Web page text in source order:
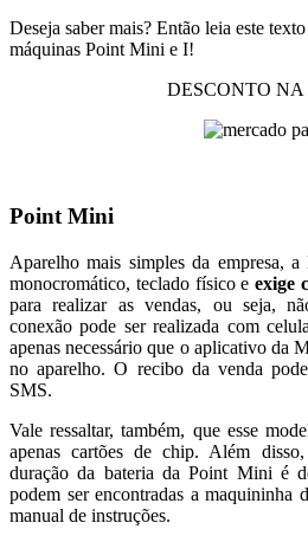
Deseja saber mais? Então leia este
máquinas Point Mini e I!
DESCONTO NA
Point Mini
Aparelho mais simples da empresa,
monocromático, teclado físico e exige
para realizar as vendas, ou seja,
conexão pode ser realizada com
apenas necessário que o aplicativo da
no aparelho. O recibo da venda
SMS.
Vale ressaltar, também, que esse
apenas cartões de chip. Além
duração da bateria da Point Mini é
podem ser encontradas a maquininha
manual de instruções.